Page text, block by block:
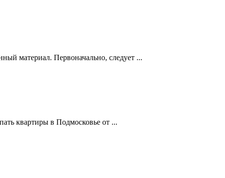
материал. Первоначально, следует ...
квартиры в Подмосковье от ...